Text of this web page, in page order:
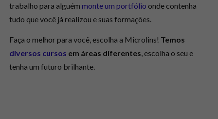
trabalho para alguém monte um portfólio onde contenha
tudo que você já realizou e suas formações.
Faça o melhor para você, escolha a Microlins! Temos
diversos cursos em áreas diferentes, escolha o seu e
tenha um futuro brilhante.